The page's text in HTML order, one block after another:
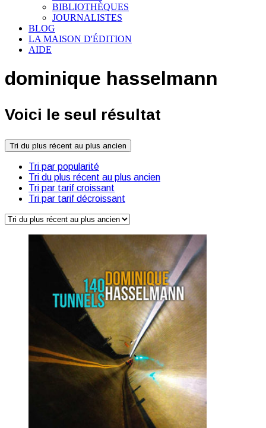
BIBLIOTHÈQUES
JOURNALISTES
BLOG
LA MAISON D'ÉDITION
AIDE
dominique hasselmann
Voici le seul résultat
Tri du plus récent au plus ancien
Tri par popularité
Tri du plus récent au plus ancien
Tri par tarif croissant
Tri par tarif décroissant